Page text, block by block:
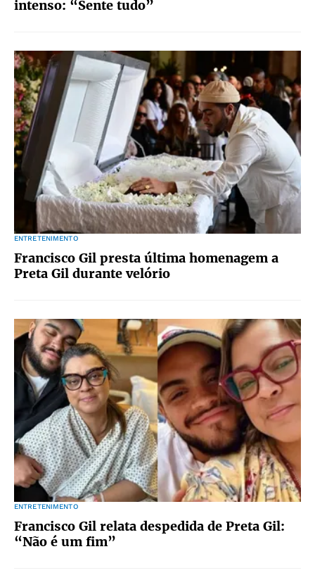
intenso: “Sente tudo”
ENTRETENIMENTO
Francisco Gil presta última homenagem a
Preta Gil durante velório
ENTRETENIMENTO
Francisco Gil relata despedida de Preta Gil:
“Não é um fim”